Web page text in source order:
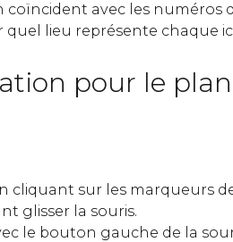
coïncident avec les numéros
quel lieu représente chaque
pour le
cliquant sur les marqueurs
glisser la souris.
le bouton gauche de la